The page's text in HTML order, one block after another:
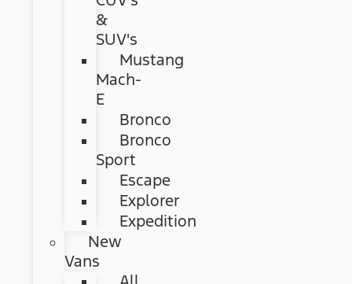
&
SUV's
Mustang
Mach-
E
Bronco
Bronco
Sport
Escape
Explorer
Expedition
New
Vans